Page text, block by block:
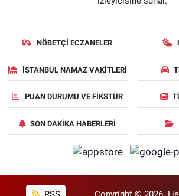
NÖBETÇI ECZANELER
İSTANBUL NAMAZ VAKITLERI
PUAN DURUMU VE FIKSTÜR
SON DAKIKA HABERLERI